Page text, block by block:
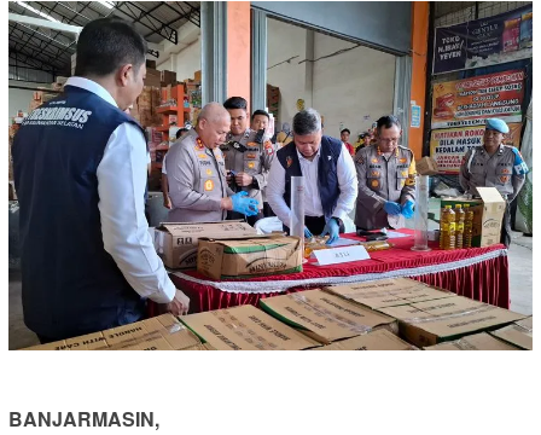
BANJARMASIN,